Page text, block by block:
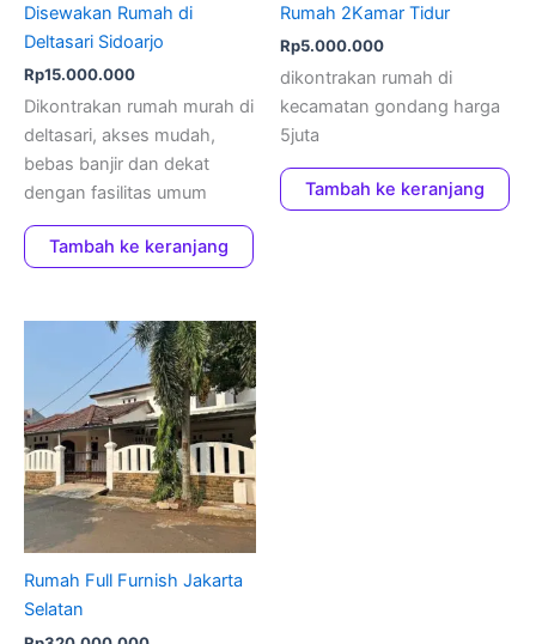
Disewakan Rumah di
Deltasari Sidoarjo
Rp15.000.000
Dikontrakan rumah murah di
deltasari, akses mudah,
bebas banjir dan dekat
dengan fasilitas umum
Tambah ke keranjang
Rumah 2Kamar Tidur
Rp5.000.000
dikontrakan rumah di
kecamatan gondang harga
5juta
Tambah ke keranjang
Rumah Full Furnish Jakarta
Selatan